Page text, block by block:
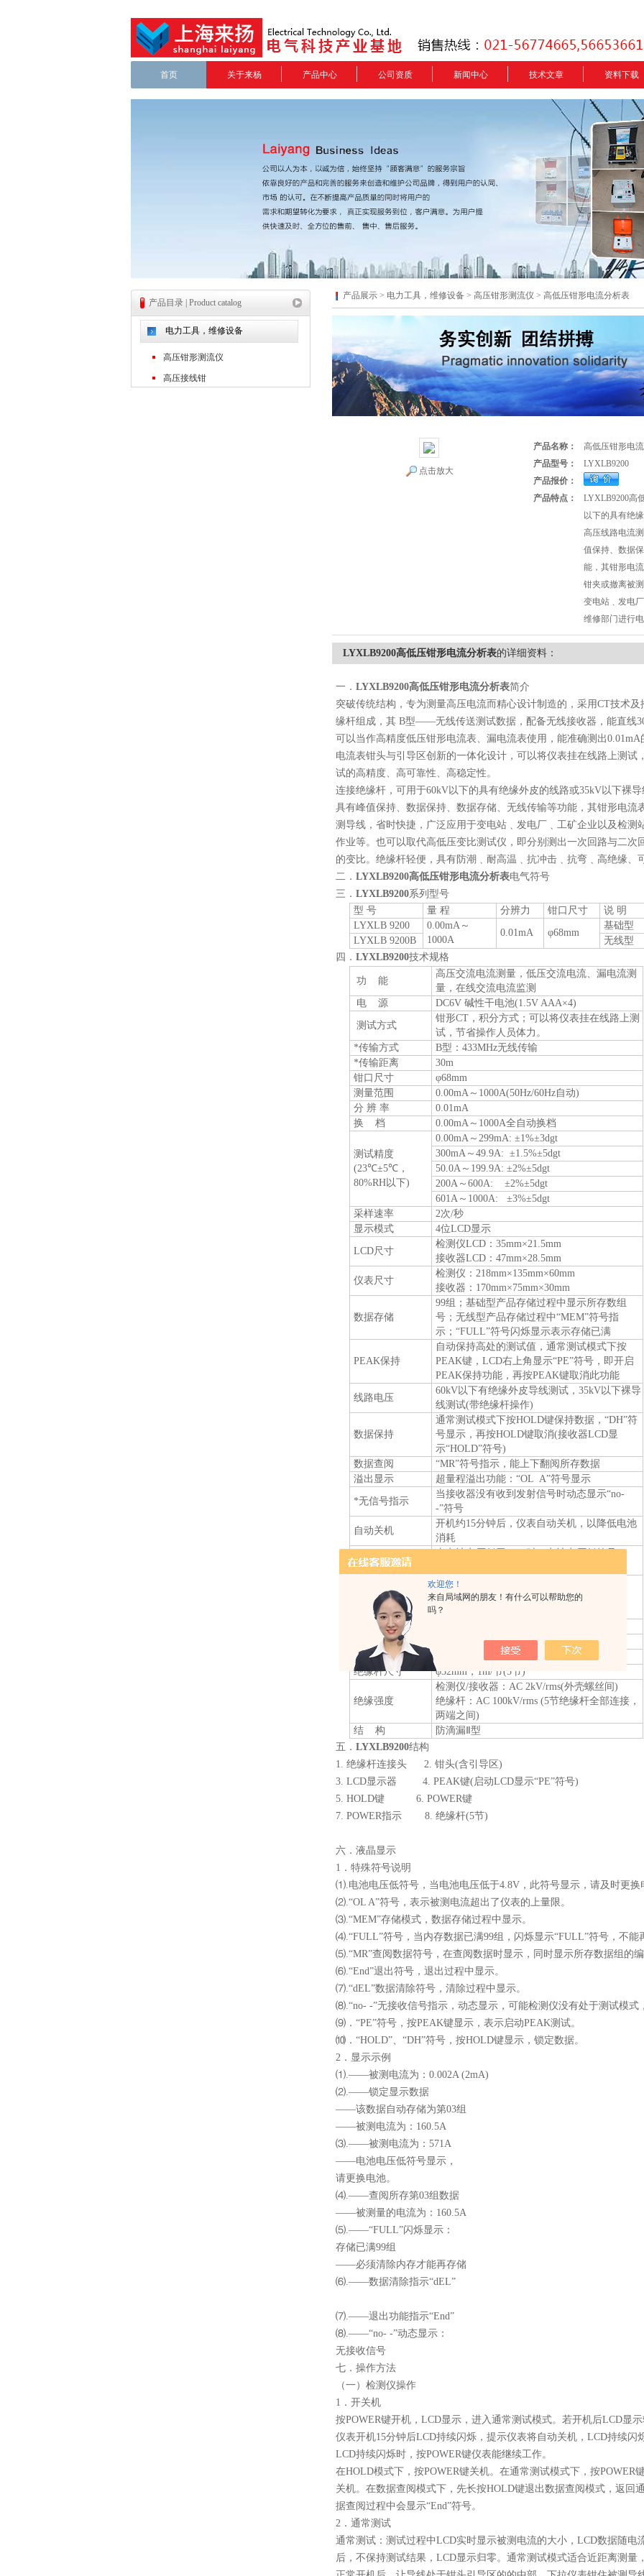
欢迎您！
来自局域网的朋友！有什么可以帮助您的
吗？
首页 关于来杨 产品中心 公司资质 新闻中心 技术文章 资料下载
产品目录 | Product catalog
电力工具，维修设备
高压钳形测流仪
高压接线钳
产品展示 > 电力工具，维修设备 > 高压钳形测流仪 > 高低压钳形电流分析表
点击放大
产品名称：
高低压钳形电
产品型号：
LYXLB9200
产品报价：
产品特点：
LYXLB9200高
以下的具有绝
高压线路电流
值保持、数据
能，其钳形电
钳夹或撤离被
变电站﹑发电
维修部门进行
LYXLB9200高低压钳形电流分析表的详细资料：
一． LYXLB9200高低压钳形电流分析表简介
突破传统结构，专为测量高压电流而精心设计制造的，采用CT技术及
缘杆组成，其 B型——无线传送测试数据，配备无线接收器，能直线
可以当作高精度低压钳形电流表、漏电流表使用，能准确测出0.01mA
电流表钳头与引导区创新的一体化设计，可以将仪表挂在线路上测
试的高精度、高可靠性、高稳定性。
连接绝缘杆，可用于60kV以下的具有绝缘外皮的线路或35kV以下裸
具有峰值保持、数据保持、数据存储、无线传输等功能，其钳形电流
测导线，省时快捷，广泛应用于变电站﹑发电厂﹑工矿企业以及检测
作业等。也可以取代高低压变比测试仪，即分别测出一次回路与二次
的变比。绝缘杆轻便，具有防潮﹑耐高温﹑抗冲击﹑抗弯﹑高绝缘、
二． LYXLB9200高低压钳形电流分析表电气符号
三． LYXLB9200系列型号
型 号 量 程 分辨力 钳口尺寸 说 明
LYXLB 9200
0.00mA ～
1000A
0.01mA φ68mm
基础型
LYXLB 9200B
无线型
四． LYXLB9200技术规格
功 能
高压交流电流测量，低压交流电流、漏电流测
量，在线交流电流监测
电
源 DC6V碱性干电池(1.5V AAA×4)
测试方式
钳形CT ，积分方式；可以将仪表挂在线路上测
试，节省操作人员体力。
*传输方式 B型：433MHz无线传输
*传输距离
30m
钳口尺寸
φ68mm
测量范围
0.00mA ～ 1000A(50Hz/60Hz自动)
分 辨 率
0.01mA
换
档 0.00mA ～ 1000A全自动换档
测试精度
(23℃±5℃ ，
80%RH以下)
0.00mA ～299mA:±1%±3dgt
300mA ～49.9A:±1.5%±5dgt
50.0A ～ 199.9A:±2%±5dgt
200A ～600A:±2%±5dgt
601A ～ 1000A:±3%±5dgt
采样速率
2次/秒
显示模式
4位LCD显示
LCD尺寸
检测仪LCD ：35mm×21.5mm
接收器LCD ：47mm×28.5mm
仪表尺寸
检测仪：218mm×135mm×60mm
接收器： 170mm×75mm×30mm
数据存储
99组；基础型产品存储过程中显示所存数组
号；无线型产品存储过程中“MEM”符号指
示；“FULL”符号闪烁显示表示存储已满
PEAK保持
自动保持高处的测试值，通常测试模式下按
PEAK键，LCD右上角显示“PE”符号，即开启
PEAK保持功能，再按PEAK键取消此功能
线路电压
60kV以下有绝缘外皮导线测试，35kV以下裸导
线测试(带绝缘杆操作)
数据保持
通常测试模式下按HOLD键保持数据，“DH”符
号显示，再按HOLD键取消(接收器LCD显
示“HOLD”符号)
数据查阅
“MR”符号指示，能上下翻阅所存数据
溢出显示
超量程溢出功能：“OL A”符号显示
*无信号指示
当接收器没有收到发射信号时动态显示“no-
-”符号
自动关机
开机约15分钟后，仪表自动关机，以降低电池
消耗
电池电压
仪表质量
检测仪：约
接收器：约220g(含电池)
总质量：
工作温湿度
存放温湿度
℃；70%Rh以下
干
扰 433MHz
同频信号干扰
绝缘杆尺寸
φ32mm ， 1m/ 节(5 节 )
绝缘强度
检测仪/接收器：AC 2kV/rms(外壳螺丝间)
绝缘杆：AC 100kV/rms (5节绝缘杆全部连接，
两端之间)
结
构
防滴漏Ⅱ型
五． LYXLB9200结构
1. 绝缘杆连接头 2. 钳头(含引导区)
3. LCD显示器 4. PEAK键( 启动LCD显示“PE”符号)
5. HOLD键 6. POWER键
7. POWER指示 8. 绝缘杆(5节)
六．液晶显示
1 ．特殊符号说明
⑴.电池电压低符号，当电池电压低于4.8V ，此符号显示，请及时更换
⑵.“OL A”符号，表示被测电流超出了仪表的上量限。
⑶.“MEM”存储模式，数据存储过程中显示。
⑷.“FULL”符号，当内存数据已满99组，闪烁显示“FULL”符号，不能
⑸.“MR”查阅数据符号，在查阅数据时显示，同时显示所存数据组的
⑹.“End”退出符号，退出过程中显示。
⑺.“dEL”数据清除符号，清除过程中显示。
⑻.“no- -”无接收信号指示，动态显示，可能检测仪没有处于测试模式
⑼．“PE”符号，按PEAK键显示，表示启动PEAK测试。
⑽．“HOLD”、“DH”符号，按HOLD键显示，锁定数据。
2 ．显示示例
⑴.——被测电流为： 0.002A (2mA)
⑵.——锁定显示数据
——该数据自动存储为第03组
——被测电流为： 160.5A
⑶.——被测电流为： 571A
——电池电压低符号显示，
请更换电池。
⑷.——查阅所存第03组数据
——被测量的电流为： 160.5A
⑸.——“FULL”闪烁显示：
存储已满99组
——必须清除内存才能再存储
⑹.——数据清除指示“dEL”
⑺.——退出功能指示“End”
⑻.——“no- -”动态显示：
无接收信号
七．操作方法
（一）检测仪操作
1 ．开关机
按POWER键开机， LCD显示，进入通常测试模式。若开机后LCD显
仪表开机15分钟后LCD持续闪烁，提示仪表将自动关机， LCD持续闪
LCD持续闪烁时，按POWER键仪表能继续工作。
在HOLD模式下，按POWER键关机。在通常测试模式下，按POWER
关机。在数据查阅模式下，先长按HOLD键退出数据查阅模式，返回
据查阅过程中会显示“End”符号。
2 ．通常测试
通常测试：测试过程中LCD实时显示被测电流的大小， LCD数据随电
后，不保持测试结果， LCD显示归零。通常测试模式适合近距离测量